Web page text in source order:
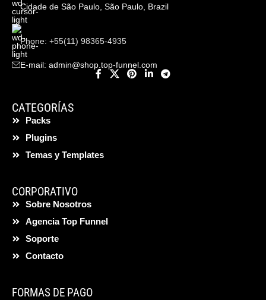
Cidade de São Paulo, São Paulo, Brazil
Phone: +55(11) 98365-4935
E-mail: admin@shop.top-funnel.com
CATEGORÍAS
Packs
Plugins
Temas y Templates
CORPORATIVO
Sobre Nosotros
Agencia Top Funnel
Soporte
Contacto
FORMAS DE PAGO